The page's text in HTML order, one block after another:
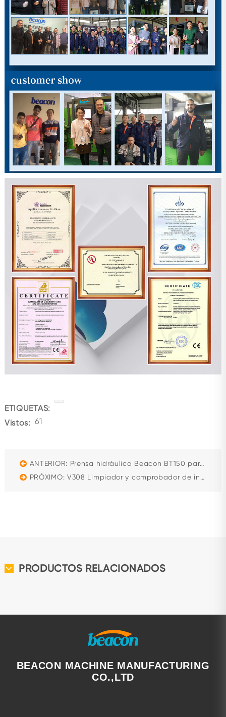
ETIQUETAS:
Vistos: 61
ANTERIOR: Prensa hidráulica Beacon BT150 para estirado, doblado y punzonado, prensa vertical
PRÓXIMO: V308 Limpiador y comprobador de inyectores de gasolina de 4 cilindros
PRODUCTOS RELACIONADOS
BEACON MACHINE MANUFACTURING
CO.,LTD